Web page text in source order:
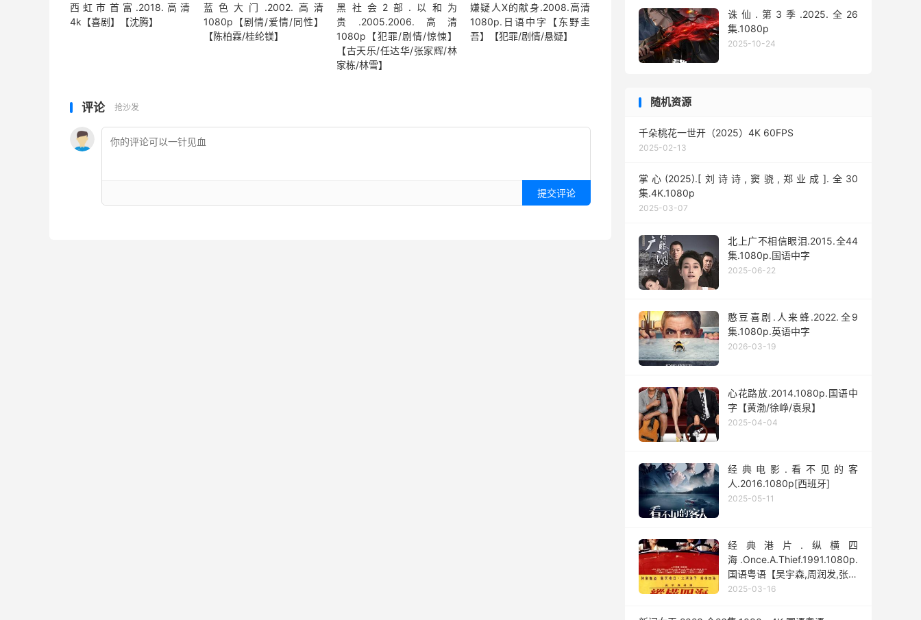
西虹市首富.2018.高清
4k【喜剧】【沈腾】
蓝色大门.2002.高清
1080p【剧情/爱情/同性】
【陈柏霖/桂纶镁】
黑社会2部.以和为
贵.2005.2006.高清
1080p【犯罪/剧情/惊悚】
【古天乐/任达华/张家辉/林
家栋/林雪】
嫌疑人X的献身.2008.高清
1080p.日语中字【东野圭
吾】【犯罪/剧情/悬疑】
评论 抢沙发
提交评论
诛仙.第3季.2025.全26
集.1080p
2025-10-24
随机资源
千朵桃花一世开（2025）4K 60FPS
2025-02-13
掌心(2025).[刘诗诗,窦骁,郑业成].全30
集.4K.1080p
2025-03-07
北上广不相信眼泪.2015.全44
集.1080p.国语中字
2025-06-22
憨豆喜剧.人来蜂.2022.全9
集.1080p.英语中字
2026-03-19
心花路放.2014.1080p.国语中
字【黄渤/徐峥/袁泉】
2025-04-04
经典电影.看不见的客
人.2016.1080p[西班牙]
2025-05-11
经典港片.纵横四
海.Once.A.Thief.1991.1080p.
国语粤语【吴宇森,周润发,张国
荣,钟楚红】
2025-03-16